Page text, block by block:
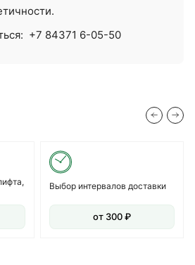
+7 84371 6-05-50
Выбор интервалов доставки
от 300 ₽